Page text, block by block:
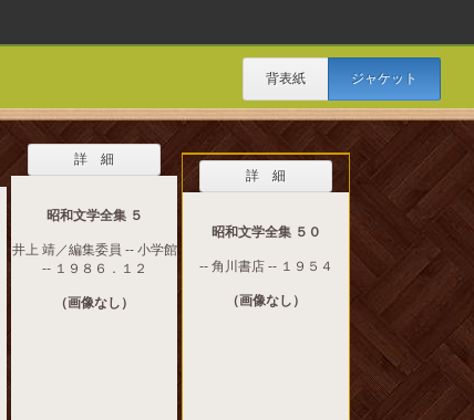
背表紙 ジャケット
詳 細
昭和文学全集 ５
井上 靖／編集委員 -- 小学館
-- １９８６．１２
（画像なし）
詳 細
昭和文学全集 ５０
-- 角川書店 -- １９５４
（画像なし）